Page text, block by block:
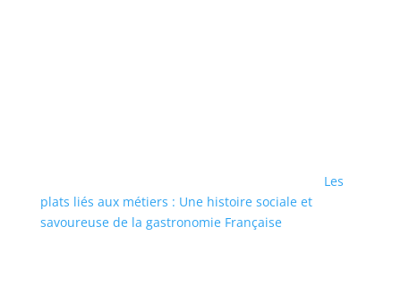
Les
plats liés aux métiers : Une histoire sociale et
savoureuse de la gastronomie Française